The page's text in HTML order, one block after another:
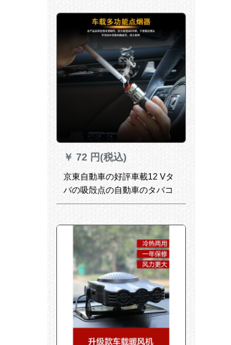
￥ 72 円(税込)
京東自動車の好評車載12 Vタ
バの吸殻点の自動車のタバコ
の吸殻器のプリクラの自動車